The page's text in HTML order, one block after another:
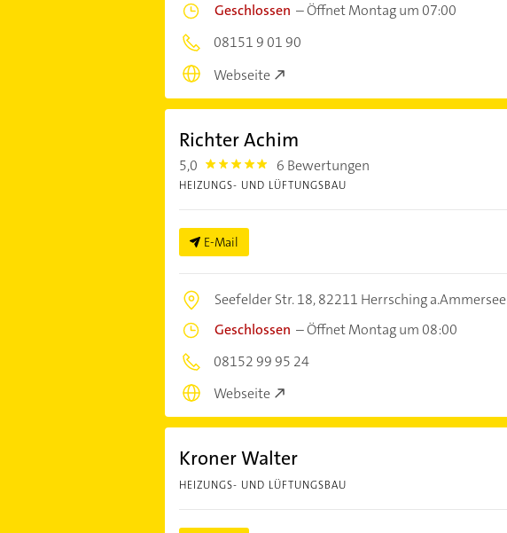
Geschlossen –Öffnet Montag um 07:00
08151 9 01 90
Webseite
Richter Achim
5,0 5.0 6 Bewertungen
HEIZUNGS- UND LÜFTUNGSBAU
E-Mail
Seefelder Str. 18,82211 Herrsching a.Ammersee
Geschlossen –Öffnet Montag um 08:00
08152 99 95 24
Webseite
Kroner Walter
HEIZUNGS- UND LÜFTUNGSBAU